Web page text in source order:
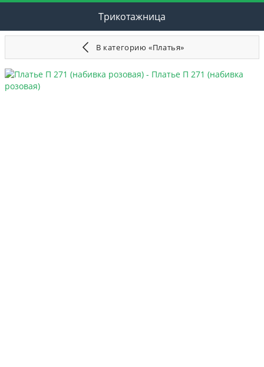
Трикотажница
В категорию «Платья»